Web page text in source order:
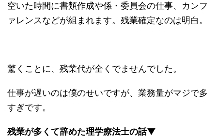
空いた時間に書類作成や係・委員会の仕事、カンフ
ァレンスなどが組まれます。残業確定なのは明白。
驚くことに、残業代が全くでませんでした。
仕事が遅いのは僕のせいですが、業務量がマジで多
すぎです。
残業が多くて辞めた理学療法士の話▼